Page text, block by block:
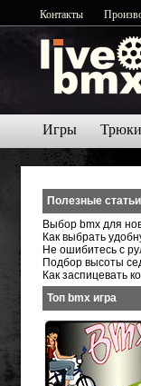
Контакты
Игры Трюки
Полезные статьи
Выбор bmx для
Как выбрать
Не ошибитесь с
Подбор высоты
Как заспицевать
Топ bmx игра